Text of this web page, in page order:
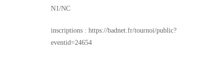
N1/NC
inscriptions : https://badnet.fr/tournoi/public?
eventid=24654